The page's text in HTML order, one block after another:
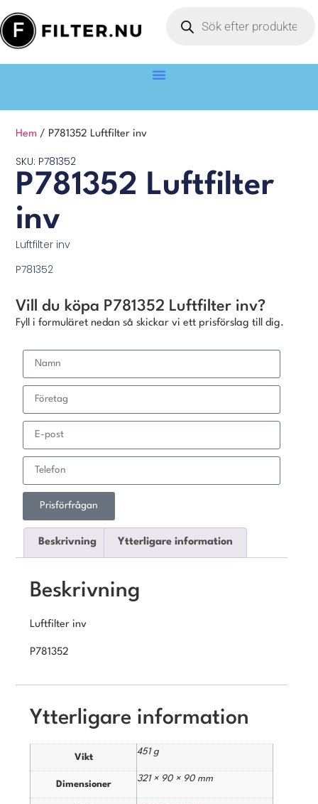
Hem / P781352 Luftfilter inv
SKU: P781352
P781352 Luftfilter
inv
Luftfilter inv
P781352
Vill du köpa P781352 Luftfilter inv?
Fyll i formuläret nedan så skickar vi ett prisförslag till dig.
Prisförfrågan
Beskrivning Ytterligare information
Beskrivning
Luftfilter inv
P781352
Ytterligare information
Vikt
451 g
Dimensioner
321 × 90 × 90 mm